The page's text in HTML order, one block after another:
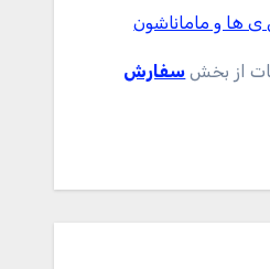
ی ها و ماماناشون
از بخش سفارش